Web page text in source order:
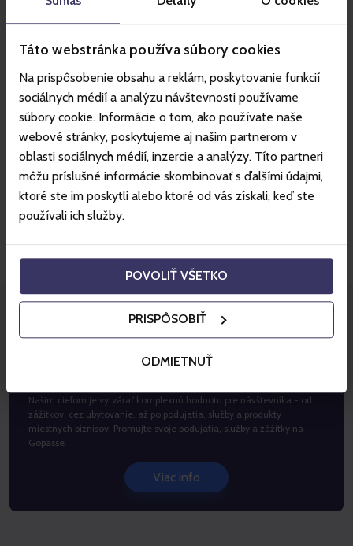
Táto webstránka používa súbory cookies
Na prispôsobenie obsahu a reklám, poskytovanie funkcií
sociálnych médií a analýzu návštevnosti používame
súbory cookie. Informácie o tom, ako používate naše
webové stránky, poskytujeme aj našim partnerom v
oblasti sociálnych médií, inzercie a analýzy. Títo partneri
môžu príslušné informácie skombinovať s ďalšími údajmi,
ktoré ste im poskytli alebo ktoré od vás získali, keď ste
používali ich služby.
POVOLIŤ VŠETKO
PRISPÔSOBIŤ
ODMIETNUŤ
🎫 Standard vstupenka
Sedenie v zadnej časti reštaurácie
V cene vstupenky:
lístok na lanovku Starý Smokovec – Hrebienok a späť
garantované sedenie v zadnej časti reštaurácie
vstup na celý program (stand-up + hudobné
vystúpenia)
V prípade akýchkoľvek otázok ohľadom podujatia -
vstupeniek, organizácie, lokality, prosíme kontaktujte
organizátora podujatia.
Tatry mountain resorts, a.s.
Demänovská Dolina 72, 03101 Liptovský Mikuláš,
Slovensko
IČO: 31560636
DIČ: 2020428036
IČ DPH: SK2020428036
Email
Staňte sa partnerom Gopassu!
Gopass otvára dvere externým
Našim cieľom je vytvárať komplexnú hodnotu pre návštevníka - od
zážitkov, cez ubytovanie, až po podujatia, služby a produkty
miestnych biznisov. Promujte svoje podujatia, služby a zážitky na
Gopasse.
Viac info